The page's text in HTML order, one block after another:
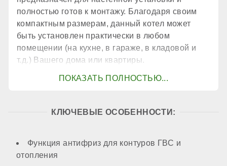
94 %
полностью готов к монтажу. Благодаря своим
компактным размерам, данный котел может
быть установлен практически в любом
помещении (на кухне, в гараже, в кладовой и
т.д.) Вашего дома или квартиры.
КЛЮЧЕВЫЕ ОСОБЕННОСТИ:
Функция антифриз для контуров ГВС и
отопления